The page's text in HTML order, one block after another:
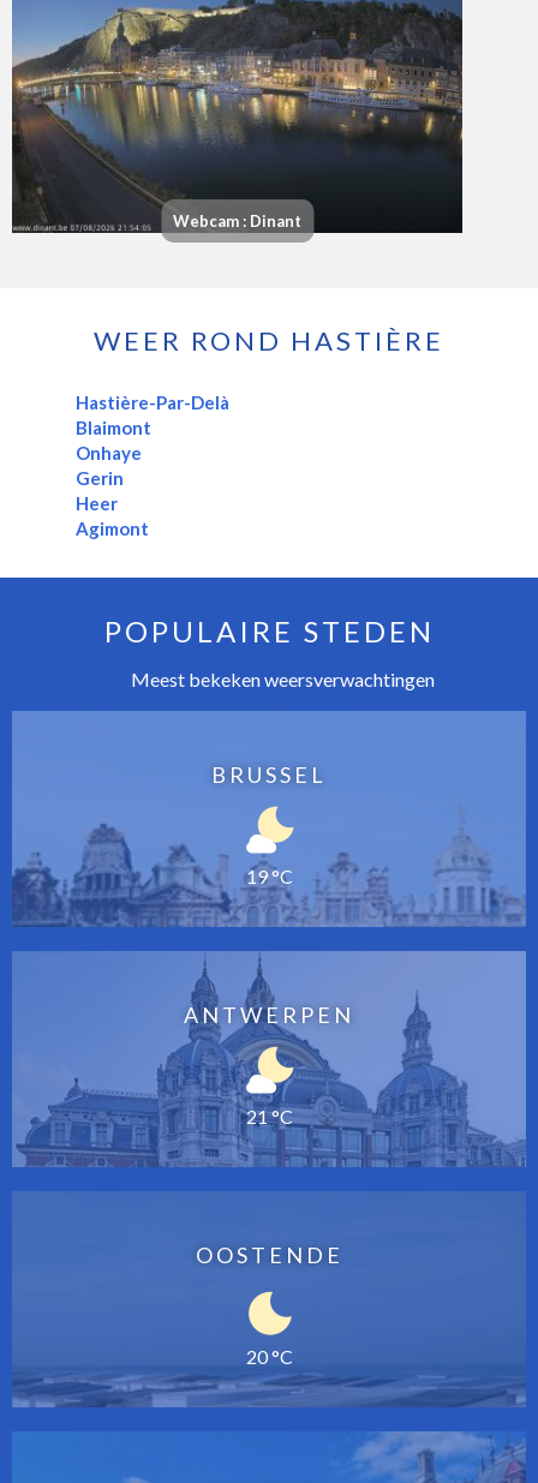
Webcam : Dinant
WEER ROND HASTIÈRE
Hastière-Par-Delà
Blaimont
Onhaye
Gerin
Heer
Agimont
POPULAIRE STEDEN
Meest bekeken weersverwachtingen
BRUSSEL
19 °C
ANTWERPEN
21 °C
OOSTENDE
20 °C